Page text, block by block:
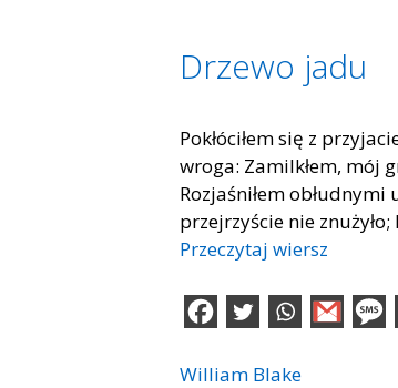
Drzewo jadu
Pokłóciłem się z
wroga: Zamilkłem, mój
Rozjaśniłem
przejrzyście nie
Przeczytaj wiersz
William Blake